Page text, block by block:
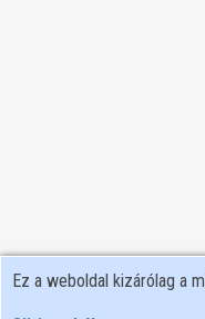
Ez a weboldal kizárólag a